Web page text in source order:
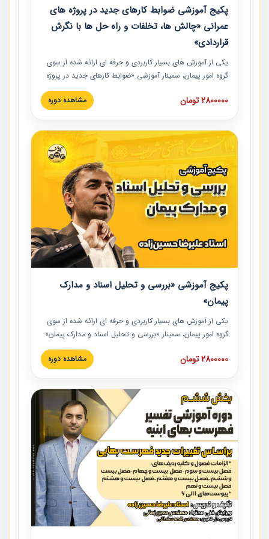
پکیج آموزشی ضوابط کارهای جدید در پروژه های
عمرانی «چالش ها، تخلفات و راه حل ها با نگرش
قراردادی»
یکی از آموزش‏‏‏‏‏‏ های بسیار کاربردی و حرفه‏ ای ارائه شده از سوی
گروه امور پیمان، سمینار آموزشی «ضوابط کارهای جدید در پروژه
های عمرانی» چالش ها، تخلفات و راه حل ها با نگرش قراردادی
است که در محل سندیکای شرکت های ساختمانی کشور ارائه شد.
مدارک پیمان به همراه تجربیات عملی ارائه شده است.
2800000 تومان مشاهده دوره
پکیج آموزشی «بررسی و تحلیل اسناد و مدارک
پیمان»
یکی از آموزش‏‏‏‏‏‏ های بسیار کاربردی و حرفه‏ ای ارائه شده از سوی
گروه امور پیمان، سمینار «بررسی و تحلیل اسناد و مدارک پیمان»
است که در دانشگاه صنعتی شریف ارائه شد. در این آموزش
نکات کلیدی مربوط به اسناد و مدارک پیمان، اولویت بندی اسناد
پیمان به همراه تجربیات عملی در این خصوص ارائه شده است.
2800000 تومان مشاهده دوره